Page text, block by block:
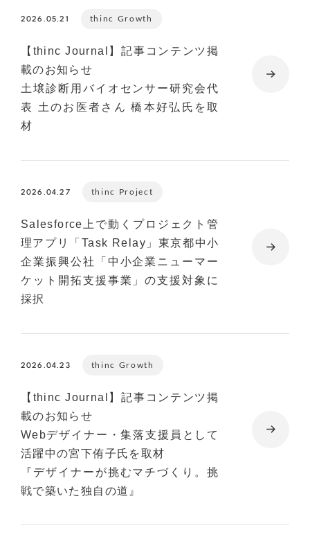
2026.05.21 thinc Growth
【thinc Journal】記事コンテンツ掲
載のお知らせ
土壌診断用バイオセンサー研究会代
表 土のお医者さん 橋本好弘氏を取
材
2026.04.27 thinc Project
Salesforce上で動くプロジェクト管
理アプリ「Task Relay」東京都中小
企業振興公社「中小企業ニューマー
ケット開拓支援事業」の支援対象に
採択
2026.04.23 thinc Growth
【thinc Journal】記事コンテンツ掲
載のお知らせ
Webデザイナー・集落支援員として
活躍中の宮下侑子氏を取材
『デザイナーが挑むマチづくり。挑
戦で築いた独自の道』